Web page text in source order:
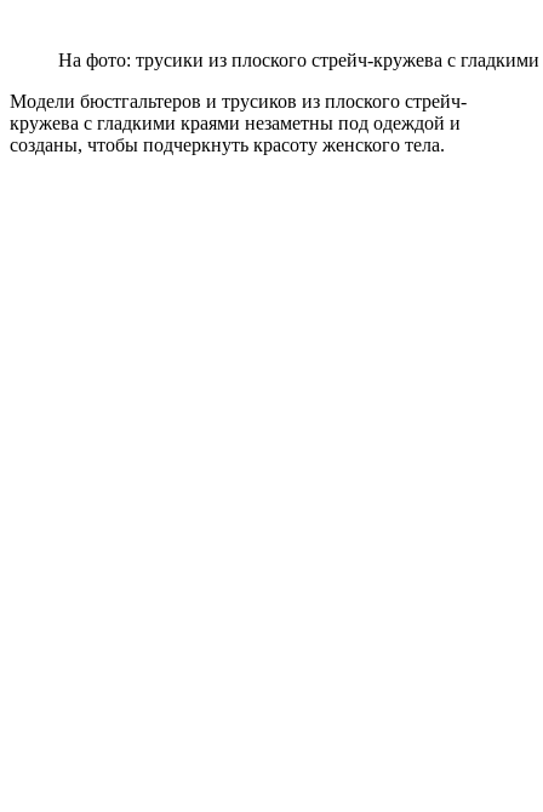
На фото: трусики из плоского стрейч-кружева с
Модели бюстгальтеров и трусиков из плоского стрейч-
кружева с гладкими краями незаметны под одеждой и
созданы, чтобы подчеркнуть красоту женского тела.